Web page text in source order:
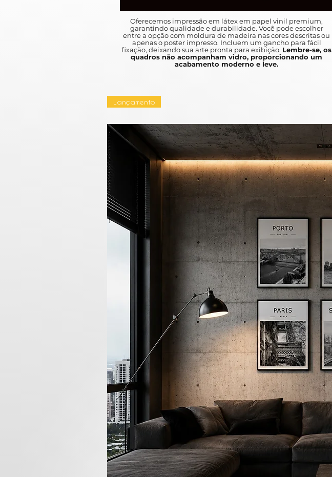
Oferecemos impressão em látex em papel vinil premium,
garantindo qualidade e durabilidade. Você pode escolher
entre a opção com moldura de madeira nas cores descritas ou
apenas o poster impresso. Incluem um gancho para fácil
fixação, deixando sua arte pronta para exibição. Lembre-se, os
quadros não acompanham vidro, proporcionando um
acabamento moderno e leve.
Lançamento